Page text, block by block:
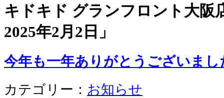
キドキド グランフロント大
2025年2月2日 」
今年も一年ありがとうございまし
カテゴリー： お知らせ